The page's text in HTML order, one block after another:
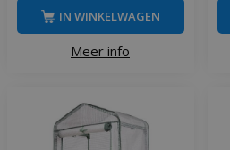
Meer info
IN WINKELWAGEN